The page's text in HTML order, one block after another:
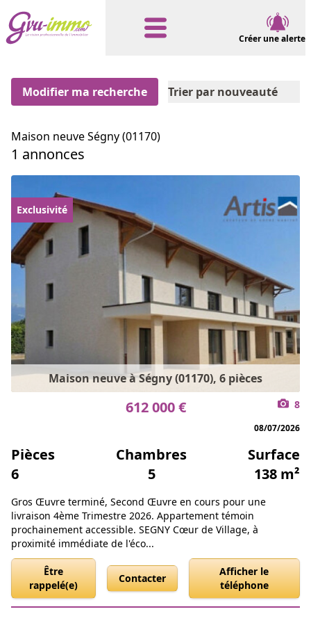
Créer une alerte
Modifier ma recherche Trier par nouveauté
Maison neuve Ségny (01170)
1 annonces
Maison neuve à Ségny (01170), 6 pièces
Exclusivité
612 000 € 8
08/07/2026
Pièces
6
Chambres
5
Surface
138 m²
Gros Œuvre terminé, Second Œuvre en cours pour une
livraison 4ème Trimestre 2026. Appartement témoin
prochainement accessible. SEGNY Cœur de Village, à
proximité immédiate de l'éco...
Être
rappelé(e)
Contacter
Afficher le
téléphone